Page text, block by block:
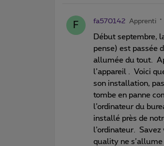
F fa570142 Apprenti
Début septembre,
pense) est passée
allumée du tout.
l’appareil . Voici
son installation,
tombe en panne
l’ordinateur du
installé près de
l’ordinateur.
quality ne